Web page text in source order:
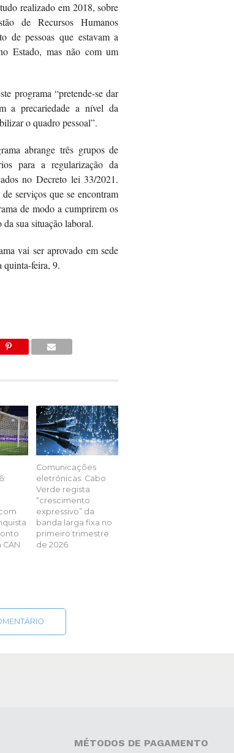
realizado em 2018, sobre
de Recursos Humanos
de pessoas que estavam a
Estado, mas não com um
programa “pretende-se dar
a precariedade a nível da
o quadro pessoal”.
abrange três grupos de
para a regularização da
no Decreto lei 33/2021.
serviços que se encontram
de modo a cumprirem os
sua situação laboral.
vai ser aprovado em sede
quinta-feira, 9.
Comunicações
eletrónicas: Cabo
Verde regista
“crescimento
expressivo” da
banda larga fixa no
primeiro trimestre
de 2026
MÉTODOS DE PAGAMENTO